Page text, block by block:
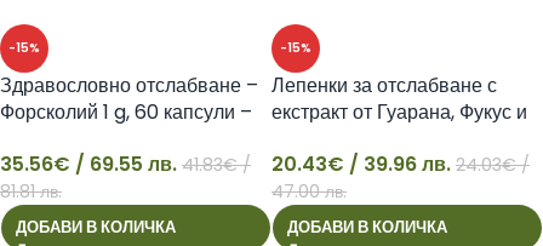
-15%
35
Здравословно отслабване –
Форсколий 1 g, 60 капсули –
35.56€ / 69.55 лв. 41.83€/
81.81 лв.
ДОБАВИ В КОЛИЧКА
-15%
20
Лепенки за отслабване с
екстракт от Гуарана, Фукус и
Slimming patch
20.43€ / 39.96 лв. 24.03€/
47.00 лв.
ДОБАВИ В КОЛИЧКА